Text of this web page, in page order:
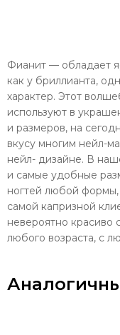
Фианит — обладает
как у бриллианта,
характер. Этот
используют в
и размеров, на
вкусу многим нейл-
нейл- дизайне. В
и самые удобные
ногтей любой
самой капризной
невероятно красиво
любого возраста, с